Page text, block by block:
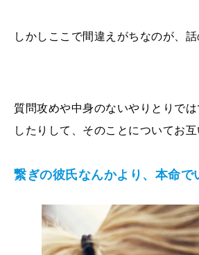
しかしここで間違えがちなのが、話
質問攻めや中身のないやりとりで
したりして、そのことについてお
繋ぎの彼氏なんかより、本命で